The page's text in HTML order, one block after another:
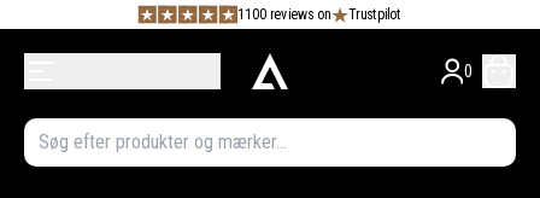
1100 reviews on Trustpilot
0